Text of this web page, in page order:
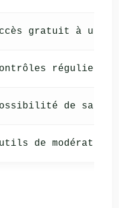
gratuit à un
réguliers
de
de